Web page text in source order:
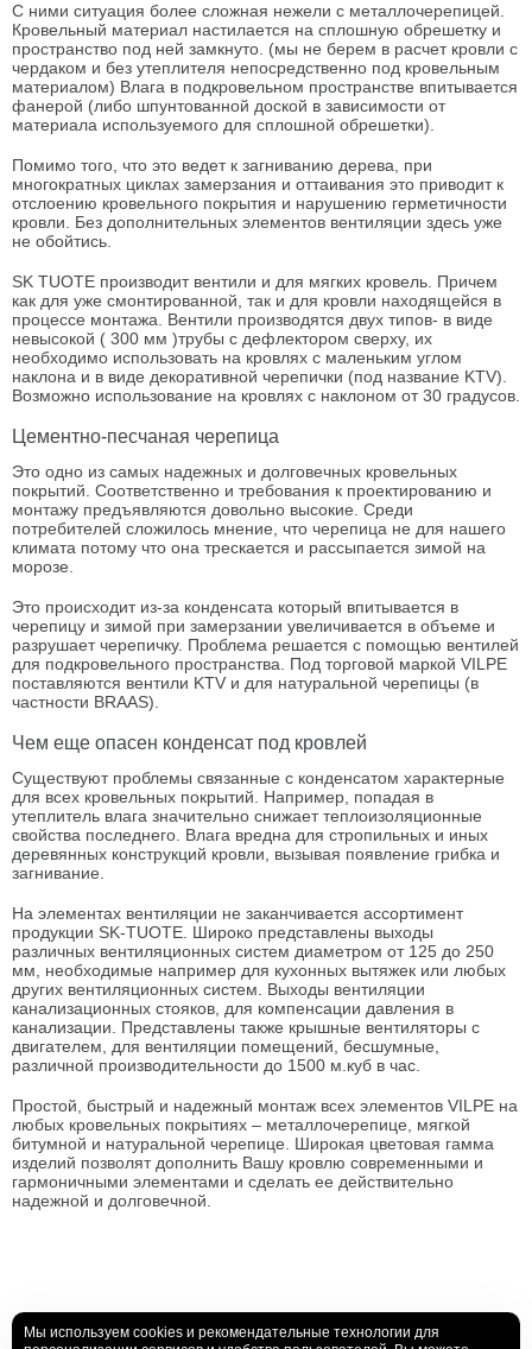
С ними ситуация более сложная нежели с металлочерепицей.
Кровельный материал настилается на сплошную обрешетку и
пространство под ней замкнуто. (мы не берем в расчет кровли с
чердаком и без утеплителя непосредственно под кровельным
материалом) Влага в подкровельном пространстве впитывается
фанерой (либо шпунтованной доской в зависимости от
материала используемого для сплошной обрешетки).
Помимо того, что это ведет к загниванию дерева, при
многократных циклах замерзания и оттаивания это приводит к
отслоению кровельного покрытия и нарушению герметичности
кровли. Без дополнительных элементов вентиляции здесь уже
не обойтись.
SK TUOTE производит вентили и для мягких кровель. Причем
как для уже смонтированной, так и для кровли находящейся в
процессе монтажа. Вентили производятся двух типов- в виде
невысокой ( 300 мм )трубы с дефлектором сверху, их
необходимо использовать на кровлях с маленьким углом
наклона и в виде декоративной черепички (под название KTV).
Возможно использование на кровлях с наклоном от 30 градусов.
Цементно-песчаная черепица
Это одно из самых надежных и долговечных кровельных
покрытий. Соответственно и требования к проектированию и
монтажу предъявляются довольно высокие. Среди
потребителей сложилось мнение, что черепица не для нашего
климата потому что она трескается и рассыпается зимой на
морозе.
Это происходит из-за конденсата который впитывается в
черепицу и зимой при замерзании увеличивается в объеме и
разрушает черепичку. Проблема решается с помощью вентилей
для подкровельного пространства. Под торговой маркой VILPE
поставляются вентили KTV и для натуральной черепицы (в
частности BRAAS).
Чем еще опасен конденсат под кровлей
Существуют проблемы связанные с конденсатом характерные
для всех кровельных покрытий. Например, попадая в
утеплитель влага значительно снижает теплоизоляционные
свойства последнего. Влага вредна для стропильных и иных
деревянных конструкций кровли, вызывая появление грибка и
загнивание.
На элементах вентиляции не заканчивается ассортимент
продукции SK-TUOTE. Широко представлены выходы
различных вентиляционных систем диаметром от 125 до 250
мм, необходимые например для кухонных вытяжек или любых
других вентиляционных систем. Выходы вентиляции
канализационных стояков, для компенсации давления в
канализации. Представлены также крышные вентиляторы с
двигателем, для вентиляции помещений, бесшумные,
различной производительности до 1500 м.куб в час.
Простой, быстрый и надежный монтаж всех элементов VILPE на
любых кровельных покрытиях – металлочерепице, мягкой
битумной и натуральной черепице. Широкая цветовая гамма
изделий позволят дополнить Вашу кровлю современными и
гармоничными элементами и сделать ее действительно
надежной и долговечной.
Мы используем cookies и рекомендательные технологии для